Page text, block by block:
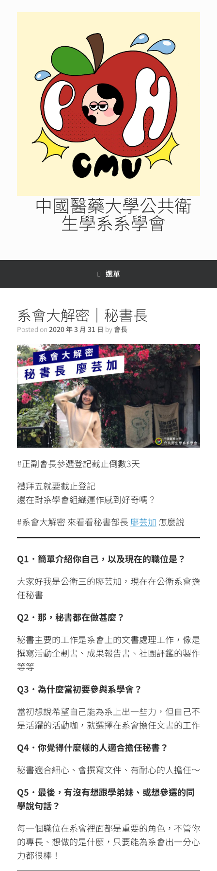
中國醫藥大學公共衛
生學系系學會
選單
系會大解密｜秘書長
Posted on 2020 年 3 月 31 日 by會長
#正副會長參選登記截止倒數3天
禮拜五就要截止登記
還在對系學會組織運作感到好奇嗎？
#系會大解密 來看看秘書部長 廖芸加 怎麼說
Q1．簡單介紹你自己，以及現在的職位是？
大家好我是公衛三的廖芸加，現在在公衛系會擔
任秘書
Q2．那，秘書都在做甚麼？
秘書主要的工作是系會上的文書處理工作，像是
撰寫活動企劃書、成果報告書、社團評鑑的製作
等等
Q3．為什麼當初要參與系學會？
當初想說希望自己能為系上出一些力，但自己不
是活躍的活動咖，就選擇在系會擔任文書的工作
Q4．你覺得什麼樣的人適合擔任秘書？
秘書適合細心、會撰寫文件、有耐心的人擔任～
Q5．最後，有沒有想跟學弟妹、或想參選的同
學說句話？
每一個職位在系會裡面都是重要的角色，不管你
的專長、想做的是什麼，只要能為系會出一分心
力都很棒！